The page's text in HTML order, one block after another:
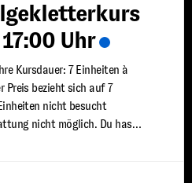
Uhr
Kursdauer: 7 Einheiten à
Preis bezieht sich auf 7
nicht besucht
nicht möglich. Du hast